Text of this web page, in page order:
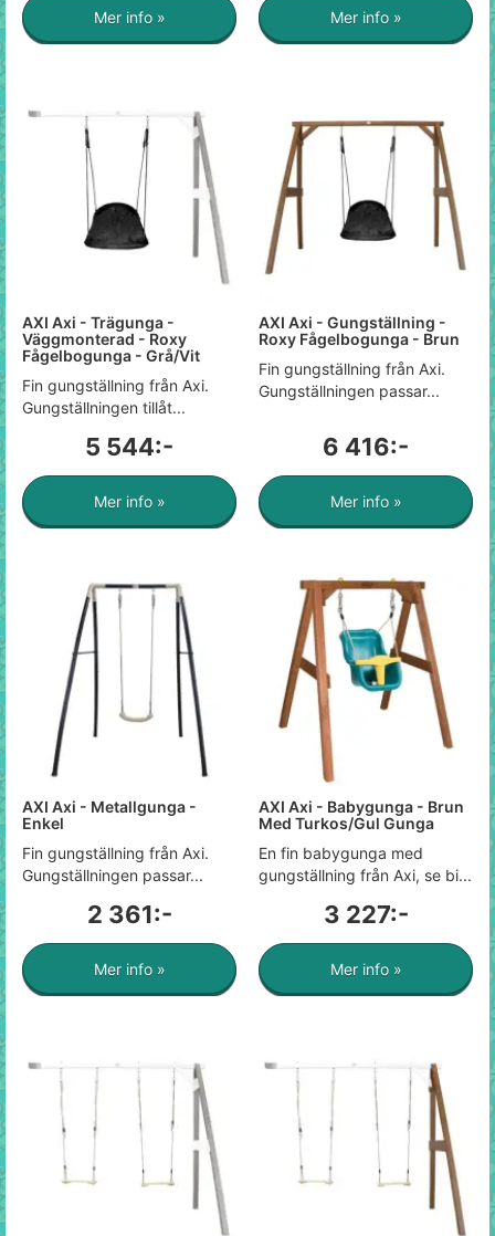
Mer info » Mer info »
AXI Axi - Trägunga -
Väggmonterad - Roxy
Fågelbogunga - Grå/Vit
Fin gungställning från Axi.
Gungställningen tillåt...
5 544:-
Mer info »
AXI Axi - Gungställning -
Roxy Fågelbogunga - Brun
Fin gungställning från Axi.
Gungställningen passar...
6 416:-
Mer info »
AXI Axi - Metallgunga -
Enkel
Fin gungställning från Axi.
Gungställningen passar...
2 361:-
Mer info »
AXI Axi - Babygunga - Brun
Med Turkos/Gul Gunga
En fin babygunga med
gungställning från Axi, se bi...
3 227:-
Mer info »